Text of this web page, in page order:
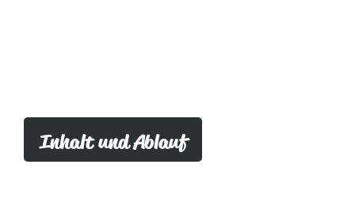
Inhalt und Ablauf